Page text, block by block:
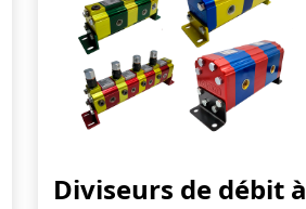
Diviseurs de débit à